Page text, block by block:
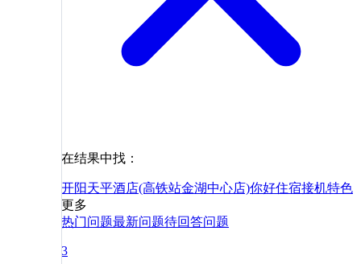
在结果中找：
开阳天平酒店(高铁站金湖中心店)你好住宿接机特色
更多
热门问题最新问题待回答问题
3